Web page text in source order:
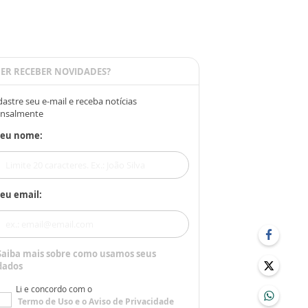
RECEBER NOVIDADES?
seu e-mail e receba notícias
nome:
email:
mais sobre como usamos seus
Li e concordo com o
Termo de Usoe oAviso de Privacidade